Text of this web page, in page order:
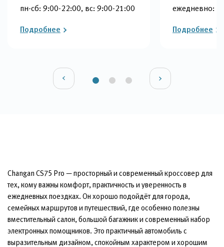
пн-сб: 9:00-22:00, вс: 9:00-21:00
Подробнее
ежедневно:
Подробнее
Changan CS75 Pro — просторный и современный кроссовер для
тех, кому важны комфорт, практичность и уверенность в
ежедневных поездках. Он хорошо подойдёт для города,
семейных маршрутов и путешествий, где особенно полезны
вместительный салон, большой багажник и современный набор
электронных помощников. Это практичный автомобиль с
выразительным дизайном, спокойным характером и хорошим